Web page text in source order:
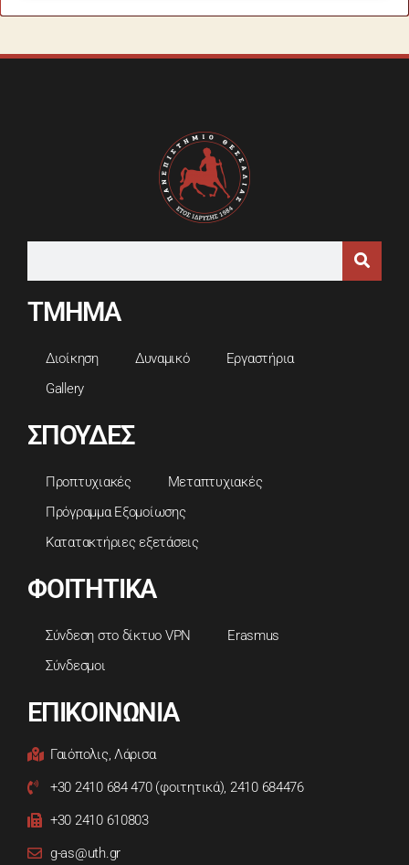
ΤΜΗΜΑ
Διοίκηση Δυναμικό
Εργαστήρια
Gallery
ΣΠΟΥΔΕΣ
Προπτυχιακές
Μεταπτυχιακές
Πρόγραμμα Εξομοίωσης
Κατατακτήριες εξετάσεις
ΦΟΙΤΗΤΙΚΑ
Σύνδεση στο δίκτυο VPN
Erasmus
Σύνδεσμοι
ΕΠΙΚΟΙΝΩΝΙΑ
Γαιόπολις, Λάρισα
+30 2410 684 470 (φοιτητικά), 2410 684476
+30 2410 610803
g-as@uth.gr